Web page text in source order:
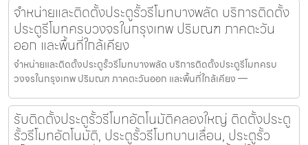
จำหน่ายและติดตั้งประตูรั้วรีโมทบางพลัด บริการติดตั้ง
ประตูรีโมทครบวงจรในกรุงเทพ ปริมณฑ ภาคตะวัน
ออก และพื้นที่ใกล้เคียง
จำหน่ายและติดตั้งประตูรั้วรีโมทบางพลัด บริการติดตั้งประตูรีโมทครบ
วงจรในกรุงเทพ ปริมณฑ ภาคตะวันออก และพื้นที่ใกล้เคียง —
รับติดตั้งประตูรั้วรีโมทอัตโนมัติคลองใหญ่ ติดตั้งประตู
รั้วรีโมทอัตโนมัติ, ประตูรั้วรีโมทบานเลื่อน, ประตูรั้ว